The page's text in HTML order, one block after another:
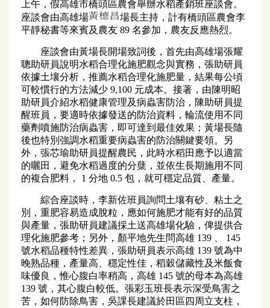
上午，假高雄市橋頭區農會舉辦水稻產銷班座談會。
座談會由高雄場
場長主持，計有橋頭區農會李
平靜秘書等來賓及農友 89 名參加，農友反應熱烈。
座談會由黃場長開場致詞後，首先由高雄場張耀
聰助研員說明水稻合理化施肥觀念與實務，張助研員
依據土壤分析，推薦水稻合理化施肥量，結果每公頃
可較慣行的方法減少 9,100 元成本。接著，由陳明昭
助研員介紹水稻健康管理及病蟲害防治，陳助研員提
醒班員，要適時依據發送的防治資料，輪流使用不同
藥劑噴施防治病蟲害，即可達到最佳效果；黃場長隨
後也特別強調水稻重要病蟲害的防治關鍵要領。另
外，張芯瑜助研員提醒農民，此時水稻田應予以適當
的曬田，避免水稻過度的分蘖，並依生長期施用不同
的複合肥料， 1 分地 0.5 包，就可穩定品質、產量。
綜合座談時，李新佐班員詢問土壤有砂、粘土之
別，重肥容易造成脫粒，應如何施肥才能有好的品質
與產量，張助研員建議採土送高雄場化驗，俾提供合
理化施肥參考；另外，顏平地先生問高雄 139 、 145
號水稻品種特性差異，張助研員表示高雄 139 號為中
晚熟品種，產量高、穩定性佳，稻穀儲藏性及米飯食
味優良，惟心腹白率稍高，高雄 145 號的母本為高雄
139 號，其心腹白較低。張彩玉班長表示深受鳥害之
苦，如何防除鳥害，吳課長建議於田區四周立支柱，